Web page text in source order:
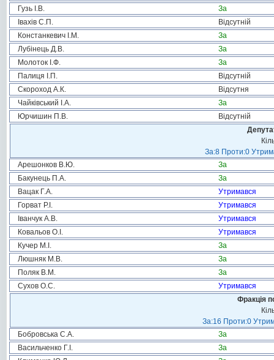
Гузь І.В.
За
Івахів С.П.
Відсутній
Констанкевич І.М.
За
Лубінець Д.В.
За
Молоток І.Ф.
За
Палиця І.П.
Відсутній
Скороход А.К.
Відсутня
Чайківський І.А.
За
Юрчишин П.В.
Відсутній
За:8 Проти:0
Арешонков В.Ю.
За
Бакунець П.А.
За
Вацак Г.А.
Утримався
Горват Р.І.
Утримався
Іванчук А.В.
Утримався
Ковальов О.І.
Утримався
Кучер М.І.
За
Люшняк М.В.
За
Поляк В.М.
За
Сухов О.С.
Утримався
Фракція
За:16 Проти:0
Бобровська С.А.
За
Васильченко Г.І.
За